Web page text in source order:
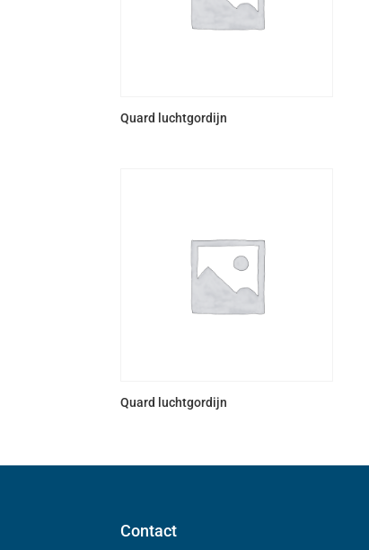
Quard luchtgordijn
Quard luchtgordijn
Contact